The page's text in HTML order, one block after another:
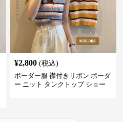
¥2,800 (税込)
ボーダー服 襟付きリボン ボーダ
ー ニット タンクトップ ショー